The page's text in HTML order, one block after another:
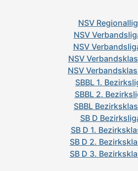
NSV
NSV
NSV
NSV
NSV
SBBL 1.
SBBL 2.
SBBL
SB D
SB D 1.
SB D 2.
SB D 3.